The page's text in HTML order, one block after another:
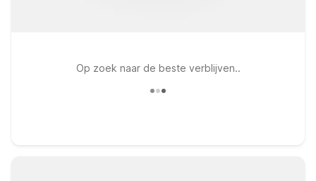
Op zoek naar de beste verblijven..